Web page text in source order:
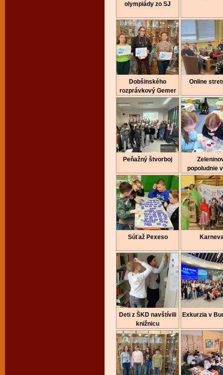
olympiády zo SJ
Dobšinského
rozprávkový Gemer
Online
Peňažný štvorboj
popoludnie
Súťaž Pexeso
Deti z ŠKD navštívili
knižnicu
Exkurzia v